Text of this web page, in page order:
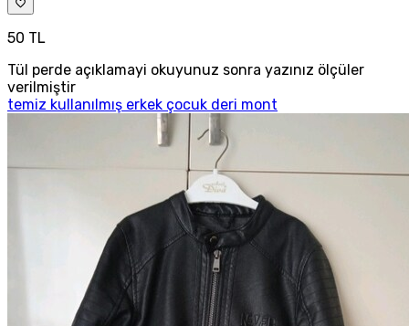
50 TL
Tül perde açıklamayi okuyunuz sonra yazınız ölçüler
verilmiştir
temiz kullanılmış erkek çocuk deri mont